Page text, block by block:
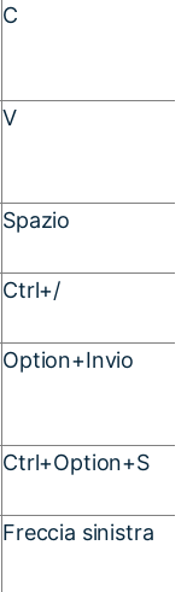
C
V
Spazio
Ctrl+/
Option+Invio
Ctrl+Option+S
Freccia sinistra